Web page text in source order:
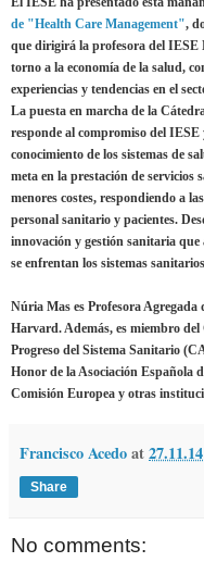
de "Health Care Management",
que dirigirá la profesora del IESE
torno a la economía de la salud,
experiencias y tendencias en el
La puesta en marcha de la
responde al compromiso del
conocimiento de los sistemas de
meta en la prestación de
menores costes, respondiendo a
personal sanitario y pacientes.
innovación y gestión sanitaria que
se enfrentan los sistemas
Núria Mas es Profesora
Harvard. Además, es miembro
Progreso del Sistema Sanitario
Honor de la Asociación Española
Comisión Europea y otras
Francisco Acedoat27.11.14
Share
No comments: